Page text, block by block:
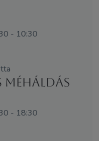
- 10:30
MéhÁldás
- 18:30